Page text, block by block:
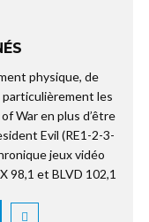
physique, de
les
War en plus d’être
Evil (RE1-2-3-
jeux vidéo
98,1 et BLVD 102,1